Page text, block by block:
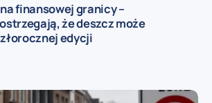
finansowej granicy –
że deszcz może
edycji